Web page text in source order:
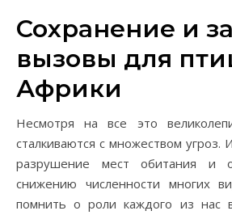
Сохранение и
вызовы для
Африки
Несмотря на все это
сталкиваются с множеством угроз.
разрушение мест обитания и
снижению численности многих
помнить о роли каждого из нас